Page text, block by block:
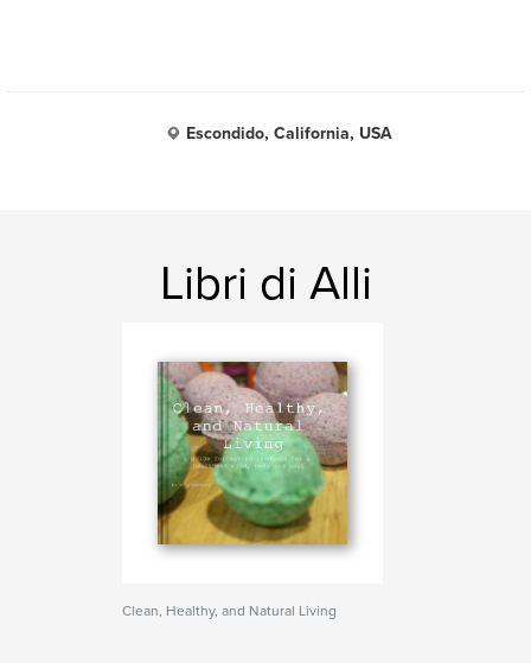
Escondido, California, USA
Libri di Alli
Clean, Healthy, and Natural Living